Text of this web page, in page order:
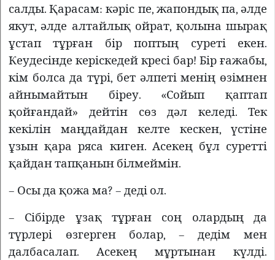
салды. Қарасам: кәріс пе, жапондық па, әлде
якут, әлде алтайлық ойрат, қолына шырақ
ұстап тұрған бір поптың суреті екен.
Кеудесінде керіскедей кресі бар! Бір ғажабы,
кім болса да түрі, бет әлпеті менің өзімнен
айнымайтын біреу. «Сойып қаптап
қойғандай» дейтін сөз дәл келеді. Тек
кекілін маңдайдан келте кескен, үстіне
ұзын қара ряса киген. Асекең бұл суретті
қайдан тапқанын білмеймін.
– Осы да қожа ма? – деді ол.
– Сібірде ұзақ тұрған соң олардың да
түрлері өзгерген болар, – дедім мен
далбасалап. Асекең мұртынан күлді.